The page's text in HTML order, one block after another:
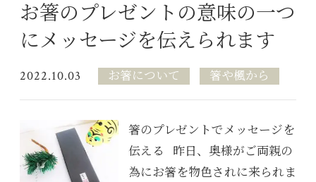
お箸のプレゼントの意味の一つ
にメッセージを伝えられます
2022.10.03 お箸について 箸や楓から
箸のプレゼントでメッセージを
伝える 昨日、奥様がご両親の
為にお箸を物色されに来られま